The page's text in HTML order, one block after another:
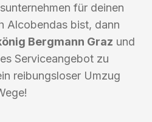
für deinen
Alcobendas bist, dann
Bergmann Graz und
Serviceangebot zu
reibungsloser Umzug